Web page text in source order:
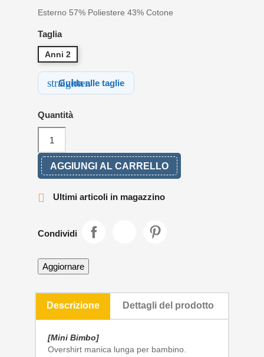
Esterno 57% Poliestere 43% Cotone
Taglia
Anni 2
straighten
Guida alle taglie
Quantità
AGGIUNGI AL CARRELLO
 Ultimi articoli in magazzino
Condividi
Descrizione Dettagli del prodotto
[Mini Bimbo]
Overshirt manica lunga per bambino.